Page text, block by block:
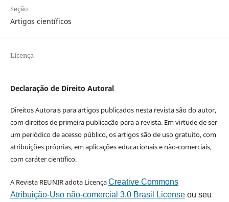
Seção
Artigos científicos
Licença
Declaração de Direito Autoral
Direitos Autorais para artigos publicados nesta revista são do autor,
com direitos de primeira publicação para a revista. Em virtude de ser
um periódico de acesso público, os artigos são de uso gratuito, com
atribuições próprias, em aplicações educacionais e não-comerciais,
com caráter científico.
A Revista REUNIR adota LicençaCreative Commons
Atribuição-Uso não-comercial 3.0 Brasil Licenseou seu